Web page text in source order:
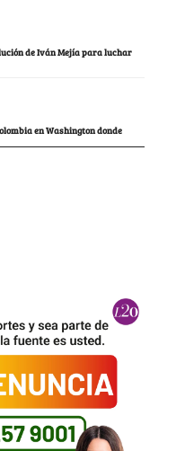
de Iván Mejía para luchar
en Washington donde